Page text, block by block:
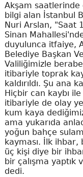
Akşam
bilgi alan İstanbul
Nuri Arslan, "Saat
Sinan
duyulunca itfaiye,
Belediye Başkan
Valiliğimizle
itibariyle toprak
kaldırıldı. Şu ana
Hiçbir can kaybı
itibariyle de olay
kum kaya
ama yukarıda
yoğun bahçe
kayması. İlk ihbar,
üç kişi diye bir
bir çalışma yaptık
dedi.